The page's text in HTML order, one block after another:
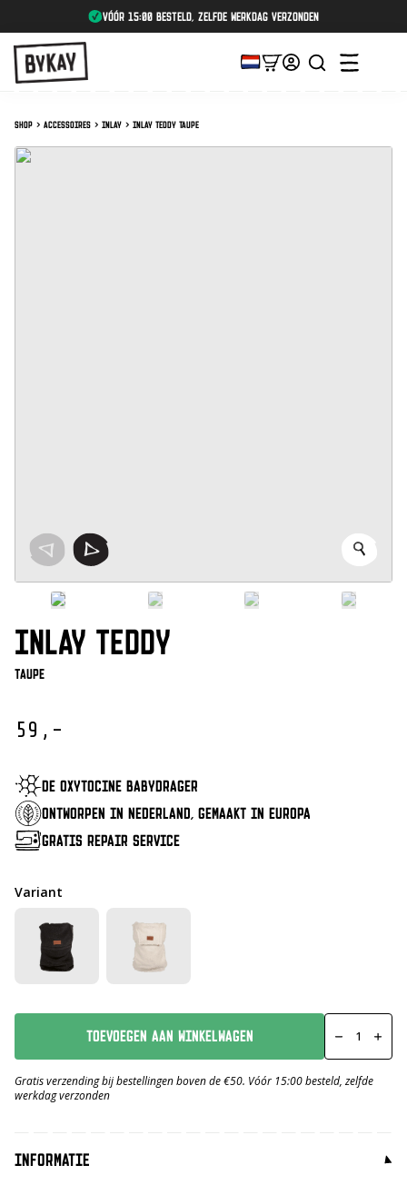
vóór 15:00 besteld, zelfde werkdag verzonden
Shop Accessoires Inlay Inlay Teddy Taupe
INLAY TEDDY
Taupe
59,-
DE OXYTOCINE BABYDRAGER
ONTWORPEN IN NEDERLAND, GEMAAKT IN EUROPA
GRATIS REPAIR SERVICE
Variant
Inlay
Teddy
Taupe
aantal
TOEVOEGEN AAN WINKELWAGEN
Gratis verzending bij bestellingen boven de €50. Vóór 15:00 besteld, zelfde
werkdag verzonden
INFORMATIE